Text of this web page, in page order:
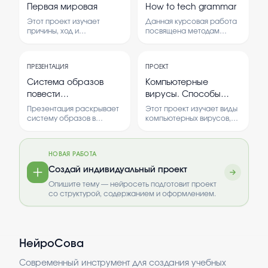
предприятий.
Рассматриваются
основные принципы
работы систем и их роль в
внедрения
информационных систем
на качество и скорость
выполнения горных
операций.
различных методов
замены иностранных слов
русскими аналогами.
Первая мировая
Этот проект изучает
причины, ход и
основные события и роль
разных стран в конфликте.
How to tech grammar
Данная курсовая работа
посвящена методам
Рассматриваются
эффективные подходы и
инструменты для
преподавания
грамматических правил.
ПРЕЗЕНТАЦИЯ
Система образов
повести
И.С.Тургенева «Гагин»
Презентация раскрывает
систему образов в
Анализируются главные
раскрытии темы
произведения.
ПРОЕКТ
Компьютерные
вирусы. Способы
защиты и борьбы с
ними
Этот проект изучает виды
компьютерных вирусов,
распространения и
способы борьбы с
вирусами и профилактика
заражения.
НОВАЯ РАБОТА
Создай индивидуальный проект
Опишите тему — нейросеть подготовит проект
со структурой, содержанием и оформлением.
НейроСова
Современный инструмент для создания учебных